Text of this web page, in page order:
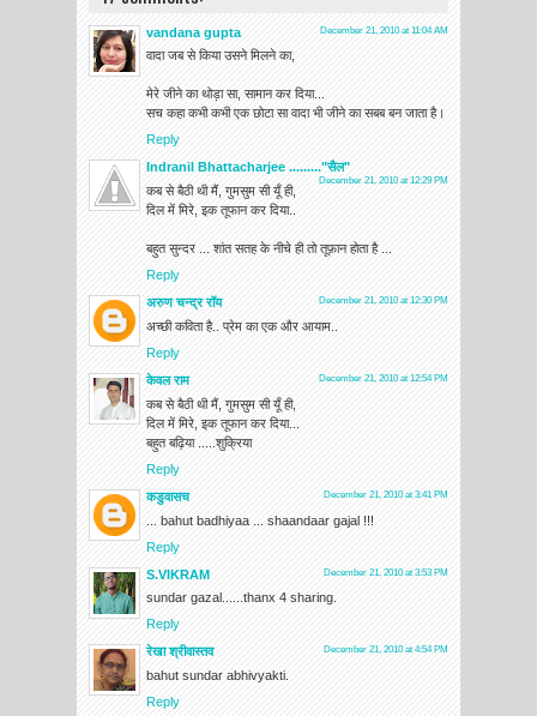
vandana gupta December 21, 2010 at 11:04 AM
वादा जब से किया उसने मिलने का,
मेरे जीने का थोड़ा सा, सामान कर दिया...
सच कहा कभी कभी एक छोटा सा वादा भी जीने का सबब बन जाता है।
Reply
Indranil Bhattacharjee ........."सैल"
December 21, 2010 at 12:29 PM
कब से बैठी थी मैं, गुमसुम सी यूँ ही,
दिल में मिरे, इक तूफान कर दिया..
बहुत सुन्दर ... शांत सतह के नीचे ही तो तूफ़ान होता है ...
Reply
अरुण चन्द्र रॉय
December 21, 2010 at 12:30 PM
अच्छी कविता है.. प्रेम का एक और आयाम..
Reply
केवल राम
December 21, 2010 at 12:54 PM
कब से बैठी थी मैं, गुमसुम सी यूँ ही,
दिल में मिरे, इक तूफान कर दिया...
बहुत बढ़िया .....शुक्रिया
Reply
कडुवासच
December 21, 2010 at 3:41 PM
... bahut badhiyaa ... shaandaar gajal !!!
Reply
S.VIKRAM
December 21, 2010 at 3:53 PM
sundar gazal......thanx 4 sharing.
Reply
रेखा श्रीवास्तव
December 21, 2010 at 4:54 PM
bahut sundar abhivyakti.
Reply